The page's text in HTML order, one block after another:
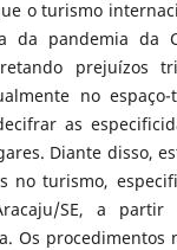
o turismo
da pandemia da
prejuízos
no
as
Diante disso,
no turismo,
SE, a partir
Os procedimentos